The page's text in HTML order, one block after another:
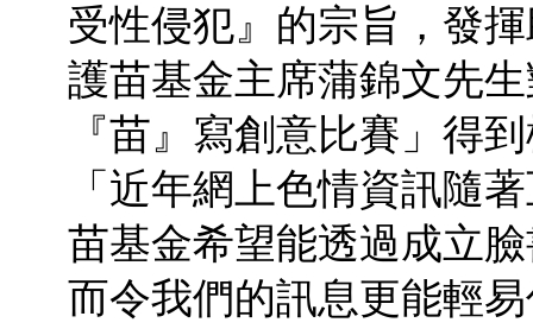
受性侵犯』的宗旨，發
護苗基金主席蒲錦文先
『苗』寫創意比賽」得
「近年網上色情資訊隨
苗基金希望能透過成立
而令我們的訊息更能輕